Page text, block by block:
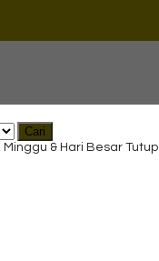
Cari
& Hari Besar Tutup